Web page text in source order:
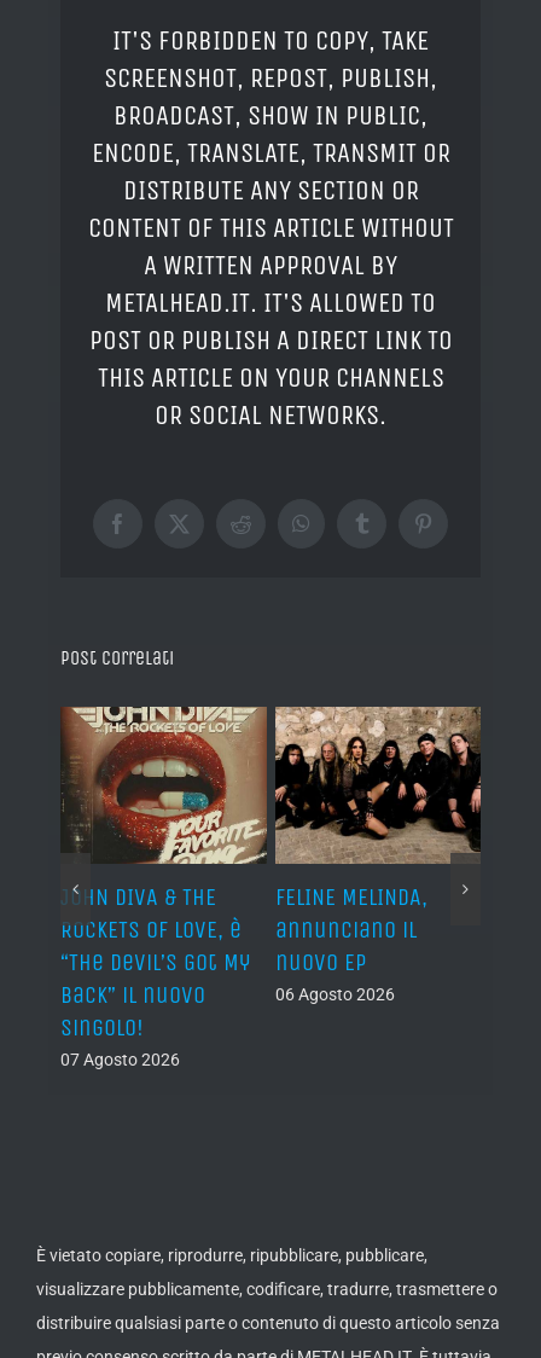
IT'S FORBIDDEN TO COPY, TAKE
SCREENSHOT, REPOST, PUBLISH,
BROADCAST, SHOW IN PUBLIC,
ENCODE, TRANSLATE, TRANSMIT OR
DISTRIBUTE ANY SECTION OR
CONTENT OF THIS ARTICLE WITHOUT
A WRITTEN APPROVAL BY
METALHEAD.IT. IT'S ALLOWED TO
POST OR PUBLISH A DIRECT LINK TO
THIS ARTICLE ON YOUR CHANNELS
OR SOCIAL NETWORKS.
Facebook
X RedditWhatsAppTumblrPinterest
Post correlati
JOHN DIVA & THE
ROCKETS OF LOVE, è
“The Devil’s Got My
Back” il nuovo
singolo!
07 Agosto 2026
FELINE MELINDA,
annunciano il
nuovo EP
06 Agosto 2026
È vietato copiare, riprodurre, ripubblicare, pubblicare,
visualizzare pubblicamente, codificare, tradurre, trasmettere o
distribuire qualsiasi parte o contenuto di questo articolo senza